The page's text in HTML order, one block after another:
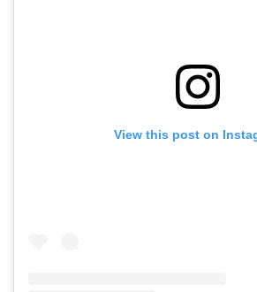
View this post on